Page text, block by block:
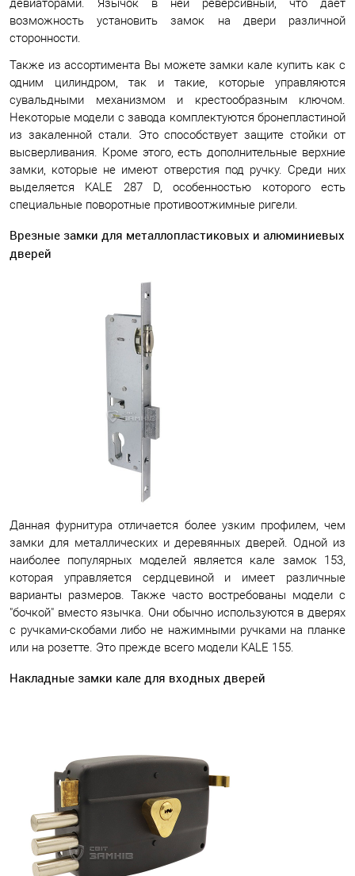
девиаторами. Язычок в ней реверсивный, что дает
возможность установить замок на двери различной
сторонности.
Также из ассортимента Вы можете замки кале купить как с
одним цилиндром, так и такие, которые управляются
сувальдными механизмом и крестообразным ключом.
Некоторые модели с завода комплектуются бронепластиной
из закаленной стали. Это способствует защите стойки от
высверливания. Кроме этого, есть дополнительные верхние
замки, которые не имеют отверстия под ручку. Среди них
выделяется KALE 287 D, особенностью которого есть
специальные поворотные противоотжимные ригели.
Врезные замки для металлопластиковых и алюминиевых
дверей
Данная фурнитура отличается более узким профилем, чем
замки для металлических и деревянных дверей. Одной из
наиболее популярных моделей является кале замок 153,
которая управляется сердцевиной и имеет различные
варианты размеров. Также часто востребованы модели с
"бочкой" вместо язычка. Они обычно используются в дверях
с ручками-скобами либо не нажимными ручками на планке
или на розетте. Это прежде всего модели KALE 155.
Накладные замки кале для входных дверей